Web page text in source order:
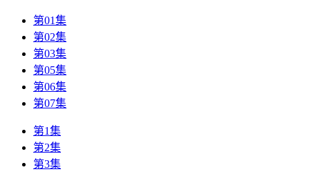
第01集
第02集
第03集
第05集
第06集
第07集
第1集
第2集
第3集